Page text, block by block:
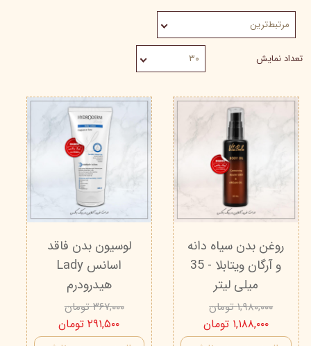
مرتبط‌ترین
تعداد نمایش ۳۰
روغن بدن سیاه دانه
و آرگان ویتابلا - 35
میلی لیتر
۱,۹۸۰,۰۰۰ تومان
۱,۱۸۸,۰۰۰ تومان
لوسیون بدن فاقد
اسانس Lady
هیدرودرم
۳۶۷,۰۰۰ تومان
۲۹۱,۵۰۰ تومان